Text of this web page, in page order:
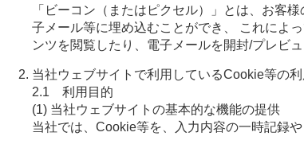
「ビーコン（またはピクセル）」とは、お客
子メール等に埋め込むことができ、 これによ
ンツを閲覧したり、電子メールを開封/プレビ
当社ウェブサイトで利用しているCookie等の
2.1 利用目的
(1) 当社ウェブサイトの基本的な機能の提供
当社では、Cookie等を、入力内容の一時記録